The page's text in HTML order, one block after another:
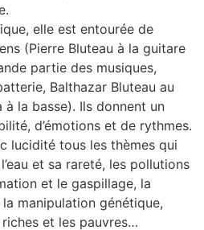
elle est entourée de
(Pierre Bluteau à la guitare
partie des musiques,
Balthazar Bluteau au
la basse). Ils donnent un
d’émotions et de rythmes.
lucidité tous les thèmes qui
et sa rareté, les pollutions
et le gaspillage, la
manipulation génétique,
riches et les pauvres…